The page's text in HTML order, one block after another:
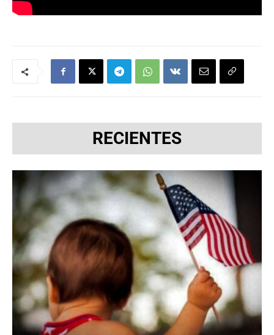
RECIENTES